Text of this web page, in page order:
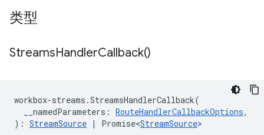
类型
StreamsHandlerCallback()
workbox-streams .StreamsHandlerCallback(
__namedParameters : RouteHandlerCallbackOptions,
) : StreamSource | Promise<StreamSource>